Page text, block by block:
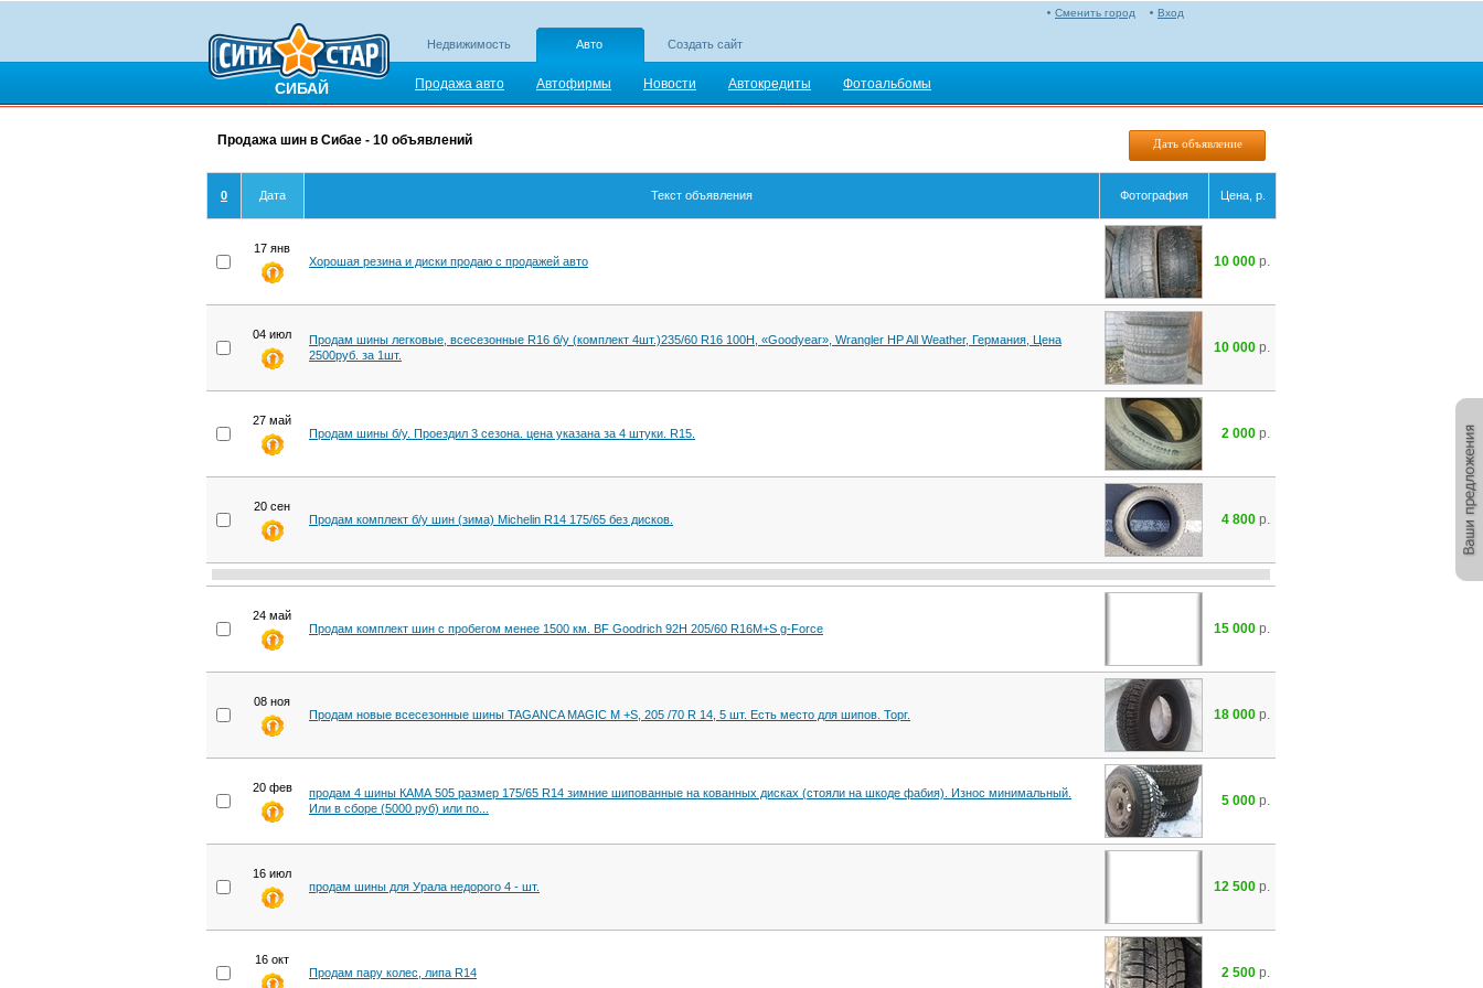
СИБАЙ
Вход
Сменить город
Недвижимость Авто Создать сайт
Продажа авто Автофирмы Новости Автокредиты Фотоальбомы
Дать объявление
Продажа шин в Сибае - 10 объявлений
0 Дата Текст объявления Фотография Цена, р.
17 янв
Хорошая резина и диски продаю с продажей авто
10 000 р.
04 июл
Продам шины легковые, всесезонные R16 б/у (комплект 4шт.)235/60 R16 100Н, «Goodyear», Wrangler HP All Weather, Германия, Цена
2500руб. за 1шт.
10 000 р.
27 май
Продам шины б/у. Проездил 3 сезона. цена указана за 4 штуки. R15.
2 000 р.
20 сен
Продам комплект б/у шин (зима) Michelin R14 175/65 без дисков.
4 800 р.
24 май
Продам комплект шин с пробегом менее 1500 км. BF Goodrich 92H 205/60 R16M+S g-Force
15 000 р.
08 ноя
Продам новые всесезонные шины TAGANCA MAGIC M +S, 205 /70 R 14, 5 шт. Есть место для шипов. Торг.
18 000 р.
20 фев
продам 4 шины КАМА 505 размер 175/65 R14 зимние шипованные на кованных дисках (стояли на шкоде фабия). Износ минимальный.
Или в сборе (5000 руб) или по...
5 000 р.
16 июл
продам шины для Урала недорого 4 - шт.
12 500 р.
16 окт
Продам пару колес, липа R14
2 500 р.